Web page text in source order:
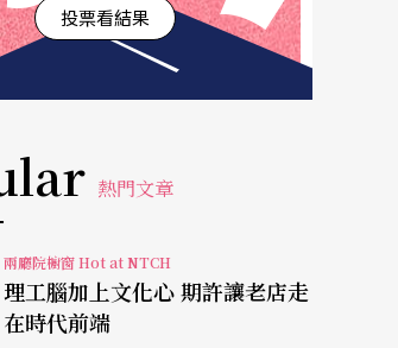
投票看結果
熱門文章
兩廳院櫥窗 Hot at NTCH
理工腦加上文化心 期許讓老店走
在時代前端